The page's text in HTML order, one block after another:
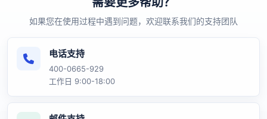
如果您在使用过程中遇到问题，欢迎联系我们的支持团队
电话支持
400-0665-929
工作日 9:00-18:00